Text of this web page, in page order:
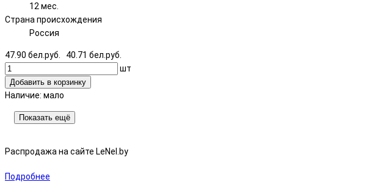
12 мес.
Страна происхождения
Россия
47.90 бел.руб.
40.71 бел.руб.
шт
Добавить в корзинку
Наличие: мало
Показать ещё
Распродажа на сайте LeNel.by
Подробнее